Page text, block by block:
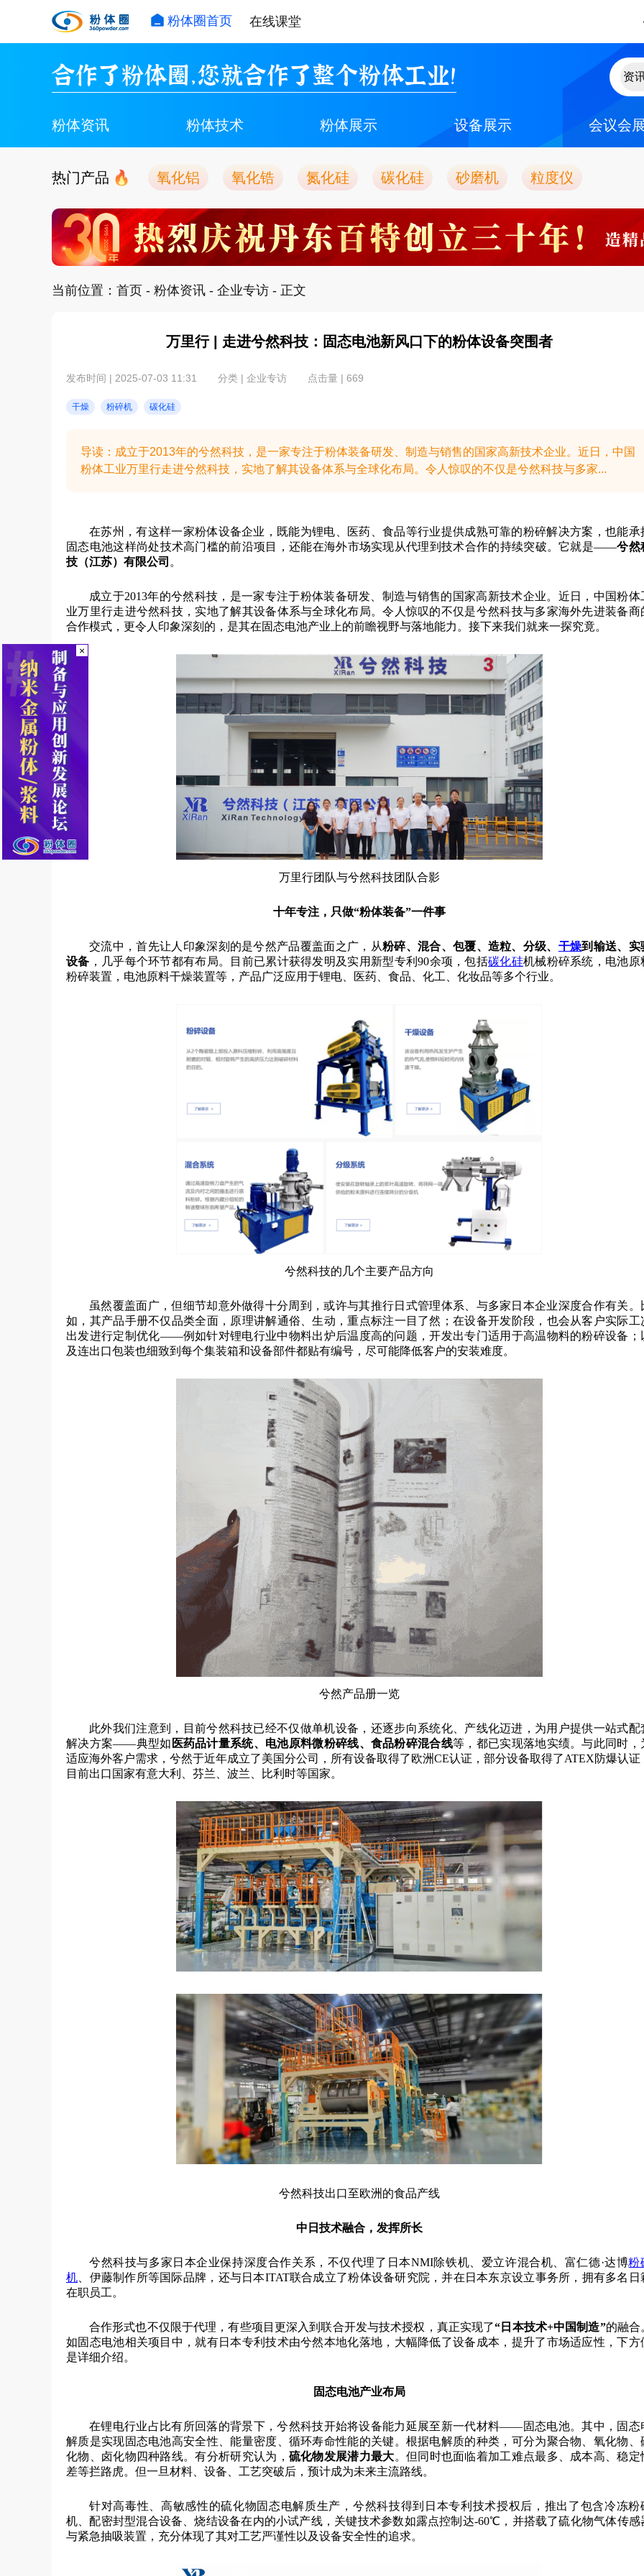
粉体圈首页 在线课堂
合作了粉体圈，您就合作了整个粉体工业！
粉体资讯 粉体技术 粉体展示 设备展示 会议会
热门产品 氧化铝 氧化锆 氮化硅 碳化硅 砂磨机 粒度仪
当前位置： 首页 - 粉体资讯 - 企业专访 - 正文
万里行 | 走进兮然科技：固态电池新风口下的粉体设备突围者
发布时间 | 2025-07-03 11:31 分类 | 企业专访 点击量 | 669
干燥 粉碎机 碳化硅
导读：成立于2013年的兮然科技，是一家专注于粉体装备研发、制造与销售的国家高新技术企业。近日，中国
粉体工业万里行走进兮然科技，实地了解其设备体系与全球化布局。令人惊叹的不仅是兮然科技与多家...
在苏州，有这样一家粉体设备企业，既能为锂电、医药、食品等行业提供成熟可靠的粉碎解决方案，也能承
固态电池这样尚处技术高门槛的前沿项目，还能在海外市场实现从代理到技术合作的持续突破。它就是——兮然
技（江苏）有限公司 。
成立于2013年的兮然科技，是一家专注于粉体装备研发、制造与销售的国家高新技术企业。近日，中国粉体
业万里行走进兮然科技，实地了解其设备体系与全球化布局。令人惊叹的不仅是兮然科技与多家海外先进装备商
合作模式，更令人印象深刻的，是其在固态电池产业上的前瞻视野与落地能力。接下来我们就来一探究竟。
万里行团队与兮然科技团队合影
十年专注，只做“粉体装备”一件事
交流中，首先让人印象深刻的是兮然产品覆盖面之广，从粉碎、混合、包覆、造粒、分级、 干燥到输送、实
设备 ，几乎每个环节都有布局。目前已累计获得发明及实用新型专利90余项，包括碳化硅机械粉碎系统，电池原
粉碎装置，电池原料干燥装置等，产品广泛应用于锂电、医药、食品、化工、化妆品等多个行业。
兮然科技的几个主要产品方向
虽然覆盖面广，但细节却意外做得十分周到，或许与其推行日式管理体系、与多家日本企业深度合作有关。
如，其产品手册不仅品类全面，原理讲解通俗、生动，重点标注一目了然；在设备开发阶段，也会从客户实际工
出发进行定制优化——例如针对锂电行业中物料出炉后温度高的问题，开发出专门适用于高温物料的粉碎设备；
及连出口包装也细致到每个集装箱和设备部件都贴有编号，尽可能降低客户的安装难度。
兮然产品册一览
此外我们注意到，目前兮然科技已经不仅做单机设备，还逐步向系统化、产线化迈进，为用户提供一站式配
解决方案——典型如 医药品计量系统、电池原料微粉碎线、食品粉碎混合线等，都已实现落地实绩。与此同时，
适应海外客户需求，兮然于近年成立了美国分公司，所有设备取得了欧洲CE认证，部分设备取得了ATEX防爆认证
目前出口国家有意大利、芬兰、波兰、比利时等国家。
兮然科技出口至欧洲的食品产线
中日技术融合， 发挥所长
兮然科技与多家日本企业保持深度合作关系，不仅代理了日本NMI除铁机、爱立许混合机、富仁德·达博粉
机 、伊藤制作所等国际品牌，还与日本ITAT联合成立了粉体设备研究院，并在日本东京设立事务所，拥有多名日
在职员工。
合作形式也不仅限于代理，有些项目更深入到联合开发与技术授权，真正实现了“ 日本技术+中国制造”的融合
如固态电池相关项目中，就有日本专利技术由兮然本地化落地，大幅降低了设备成本，提升了市场适应性，下方
是详细介绍。
固态电池产业布局
在锂电行业占比有所回落的背景下，兮然科技开始将设备能力延展至新一代材料——固态电池。其中，固态
解质是实现固态电池高安全性、能量密度、循环寿命性能的关键。根据电解质的种类，可分为聚合物、氧化物、
化物、卤化物四种路线。有分析研究认为， 硫化物发展潜力最大。但同时也面临着加工难点最多、成本高、稳定
差等拦路虎。但一旦材料、设备、工艺突破后，预计成为未来主流路线。
针对高毒性、高敏感性的硫化物固态电解质生产，兮然科技得到日本专利技术授权后，推出了包含冷冻粉
机、配密封型混合设备、烧结设备在内的小试产线，关键技术参数如露点控制达-60℃，并搭载了硫化物气体传感
与紧急抽吸装置，充分体现了其对工艺严谨性以及设备安全性的追求。
×